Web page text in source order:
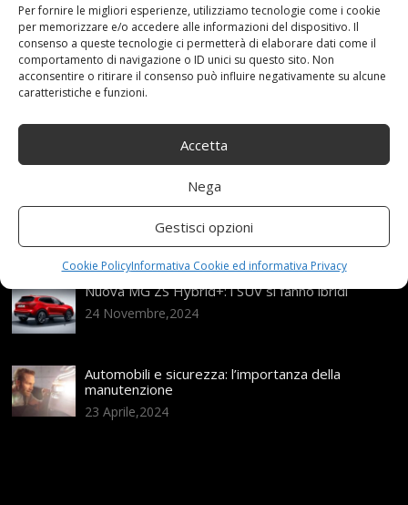
Per fornire le migliori esperienze, utilizziamo tecnologie come i cookie
per memorizzare e/o accedere alle informazioni del dispositivo. Il
consenso a queste tecnologie ci permetterà di elaborare dati come il
comportamento di navigazione o ID unici su questo sito. Non
acconsentire o ritirare il consenso può influire negativamente su alcune
caratteristiche e funzioni.
Accetta
Nega
Gestisci opzioni
Cookie PolicyInformativa Cookie ed informativa Privacy
Categories: Shop
Articoli recenti
Assicurazione auto e sostituzione lunotto: le cose
Range Rover: un’icona tra i luxury SUV
25 Novembre,2024
Nuova MG ZS Hybrid+: i SUV si fanno ibridi
24 Novembre,2024
Automobili e sicurezza: l’importanza della
manutenzione
23 Aprile,2024